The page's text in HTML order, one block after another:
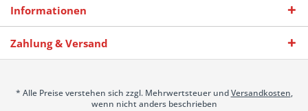
Informationen
Zahlung & Versand
* Alle Preise verstehen sich zzgl. Mehrwertsteuer undVersandkosten,
wenn nicht anders beschrieben